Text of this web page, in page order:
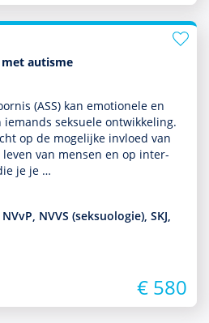
autisme
(ASS) kan emotionele en
seksuele ont­wikke­ling.
op de moge­lijke invloed van
van mensen en op inter­
je je …
NVVS (seksuologie), SKJ,
€ 580